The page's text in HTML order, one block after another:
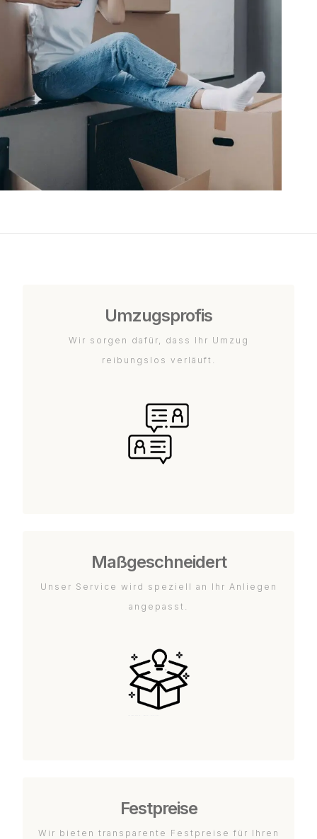
Umzugsprofis
Wir sorgen dafür, dass Ihr Umzug
reibungslos verläuft.
Maßgeschneidert
Unser Service wird speziell an Ihr Anliegen
angepasst.
Festpreise
Wir bieten transparente Festpreise für Ihren